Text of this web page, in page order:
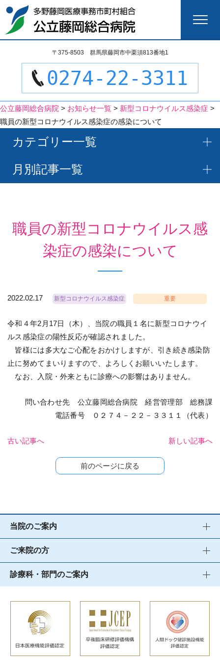
検
索:
〒375-8503 群馬県藤岡市中栗須813番地1
0274-22-3311
公立藤岡総合病院 > お知らせ一覧 > 新型コロナウイルス感染症 >
職員の新型コロナウイルス感染症の感染について
カテゴリー一覧
月別記事一覧
職員の新型コロナウイルス感
染症の感染について
2022.02.17 新型コロナウイルス感染症 重要
令和４年2月17日（木）、当院の職員１名に新型コロナウイ
ルス感染症の陽性反応が確認されました。
皆様には多大なご心配をおかけしますが、引き続き感染防
止に努めてまいりますので、よろしくお願いいたします。
なお、入院・外来ともに診療への影響はありません。
問い合わせ先 公立藤岡総合病院 経営管理部 総務課
電話番号 ０２７４－２２－３３１１（代表）
古い記事へ 新しい記事へ
前のページに戻る
当院のご案内
ご来院の方
診療科・部門のご案内